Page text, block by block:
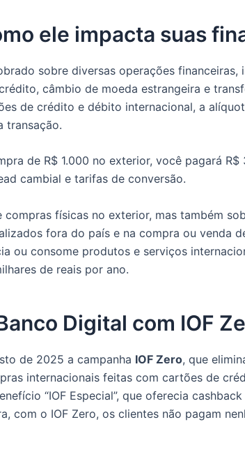
ele impacta suas
sobre diversas operações financeiras,
câmbio de moeda estrangeira e
de crédito e débito internacional, a
transação.
de R$ 1.000 no exterior, você pagará R$
cambial e tarifas de conversão.​
compras físicas no exterior, mas também
fora do país e na compra ou venda
ou consome produtos e serviços
de reais por ano.​
Digital com IOF
de 2025 a campanha IOF Zero, que
internacionais feitas com cartões de
“IOF Especial”, que oferecia
com o IOF Zero, os clientes não pagam